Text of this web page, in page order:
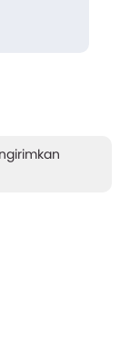
hanya